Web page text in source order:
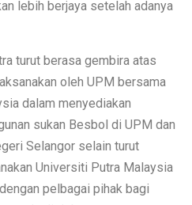
lebih berjaya setelah adanya
turut berasa gembira atas
oleh UPM bersama
dalam menyediakan
sukan Besbol di UPM dan
Selangor selain turut
Universiti Putra Malaysia
pelbagai pihak bagi